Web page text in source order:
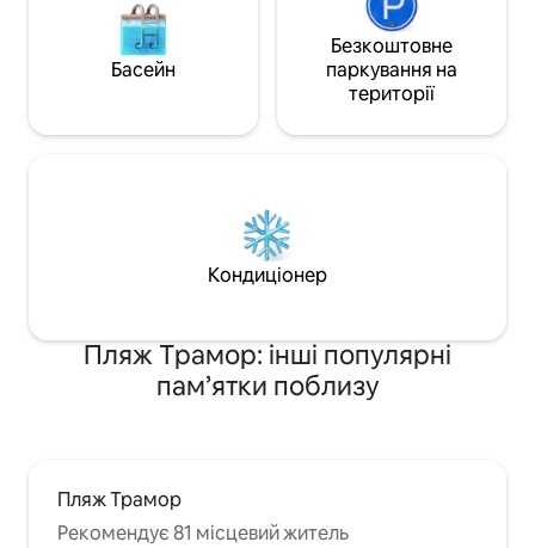
Басейн
Безкоштовне
паркування на
території
Кондиціонер
Пляж Трамор: інші популярні
пам’ятки поблизу
Пляж Трамор
Рекомендує 81 місцевий житель